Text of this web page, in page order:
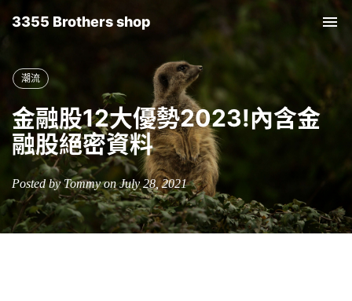
3355 Brothers shop
潮流
金融股12大優勢2023!內含金
融股絕密資料
Posted by Tommy on July 28, 2021